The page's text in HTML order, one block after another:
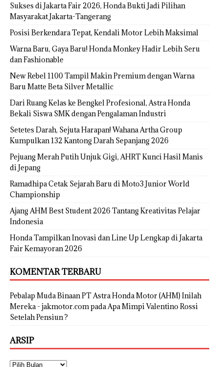
Sukses di Jakarta Fair 2026, Honda Bukti Jadi Pilihan
Masyarakat Jakarta-Tangerang
Posisi Berkendara Tepat, Kendali Motor Lebih Maksimal
Warna Baru, Gaya Baru! Honda Monkey Hadir Lebih Seru
dan Fashionable
New Rebel 1100 Tampil Makin Premium dengan Warna
Baru Matte Beta Silver Metallic
Dari Ruang Kelas ke Bengkel Profesional, Astra Honda
Bekali Siswa SMK dengan Pengalaman Industri
Setetes Darah, Sejuta Harapan! Wahana Artha Group
Kumpulkan 132 Kantong Darah Sepanjang 2026
Pejuang Merah Putih Unjuk Gigi, AHRT Kunci Hasil Manis
di Jepang
Ramadhipa Cetak Sejarah Baru di Moto3 Junior World
Championship
Ajang AHM Best Student 2026 Tantang Kreativitas Pelajar
Indonesia
Honda Tampilkan Inovasi dan Line Up Lengkap di Jakarta
Fair Kemayoran 2026
KOMENTAR TERBARU
Pebalap Muda Binaan PT Astra Honda Motor (AHM) Inilah
Mereka - jakmotor.compadaApa Mimpi Valentino Rossi
Setelah Pensiun ?
ARSIP